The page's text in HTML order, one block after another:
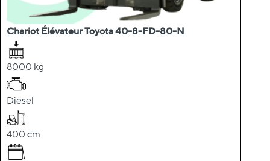
Chariot Élévateur Toyota 40-8-FD-80-N
8000 kg
Diesel
400 cm